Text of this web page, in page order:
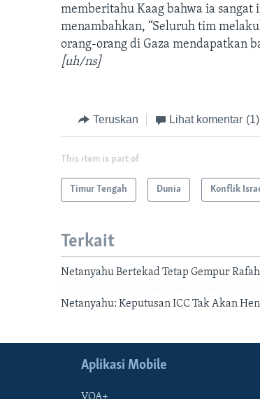
memberitahu Kaag bahwa ia
menambahkan, “Seluruh tim
orang-orang di Gaza mendapatkan
[uh/ns]
Teruskan Lihat komentar (1)
This item is part of
Timur Tengah Dunia Konflik
Terkait
Netanyahu Bertekad Tetap Gempur Rafah
Netanyahu: Keputusan ICC Tak Akan
Aplikasi Mobile